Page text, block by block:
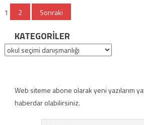
Yazı
gezinmesi
1 2 Sonraki
KATEGORILER
Kategoriler
Web siteme abone olarak yeni yazılarım
haberdar olabilirsiniz.